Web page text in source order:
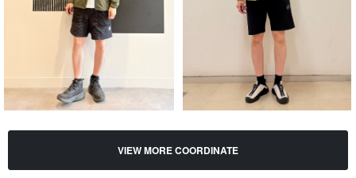
VIEW MORE COORDINATE